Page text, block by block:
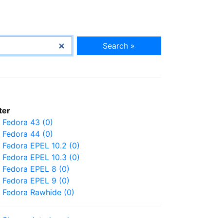
Search »
Fedora 43 (0)
Fedora 44 (0)
Fedora EPEL 10.2 (0)
Fedora EPEL 10.3 (0)
Fedora EPEL 8 (0)
Fedora EPEL 9 (0)
Fedora Rawhide (0)